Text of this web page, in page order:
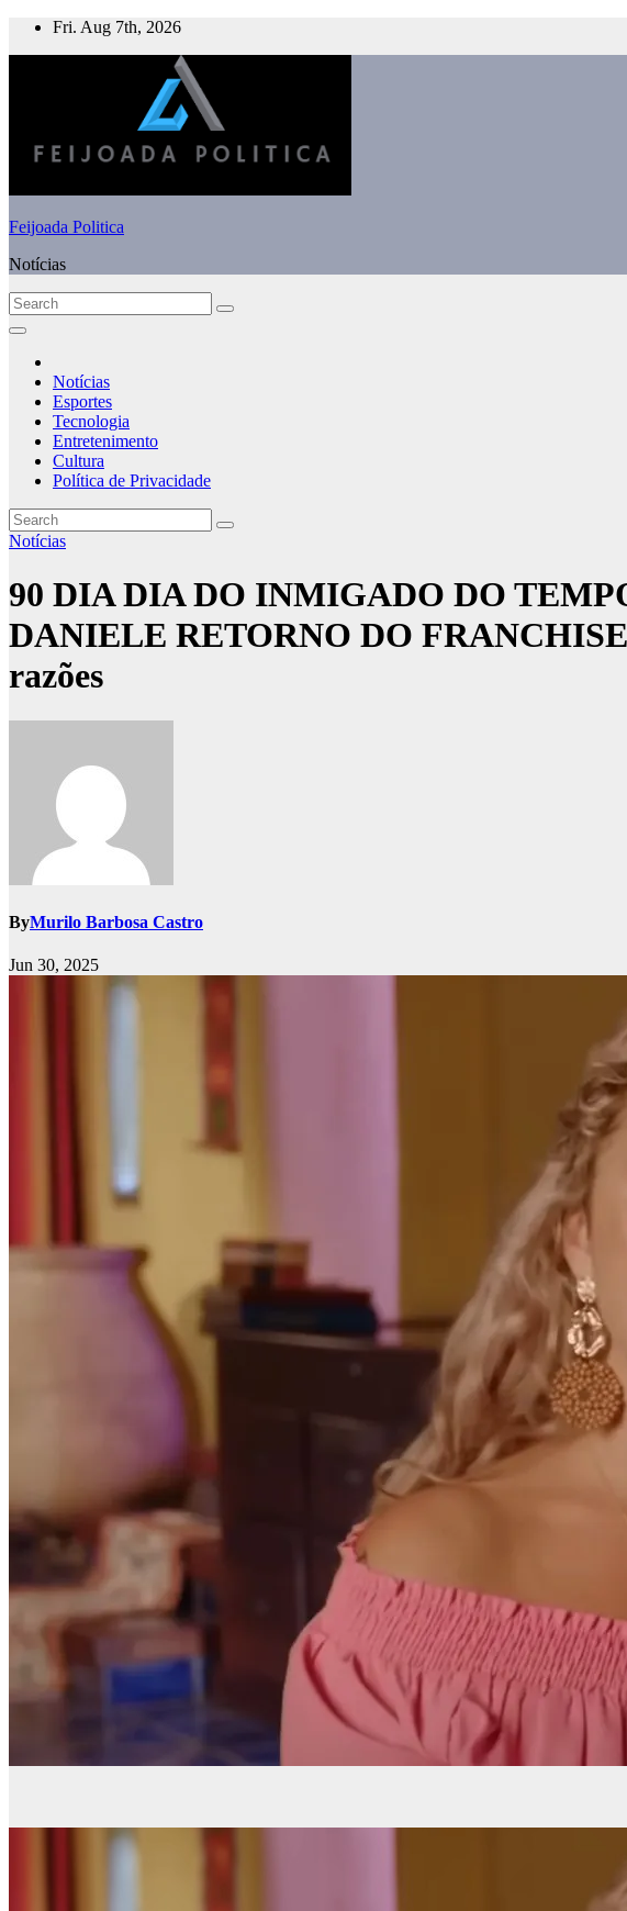
Skip
Fri. Aug 7th, 2026
Feijoada Politica
Notícias
Notícias
Esportes
Tecnologia
Entretenimento
Cultura
Política de Privacidade
Notícias
90 DIA DIA DO INMIGADO DO
DANIELE RETORNO DO
razões
ByMurilo Barbosa Castro
Jun 30, 2025